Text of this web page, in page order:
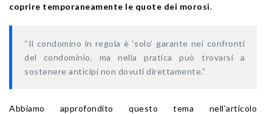
coprire temporaneamente le quote dei morosi.
“Il condomino in regola è ‘solo’ garante nei confronti
del condominio, ma nella pratica può trovarsi a
sostenere anticipi non dovuti direttamente.”
Abbiamo approfondito questo tema nell’articolo